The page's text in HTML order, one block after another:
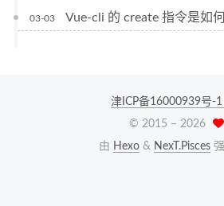
03-03 Vue-cli 的 create 指令是如
津ICP备16000939号-1
© 2015 – 2026
由 Hexo & NexT.Pisces